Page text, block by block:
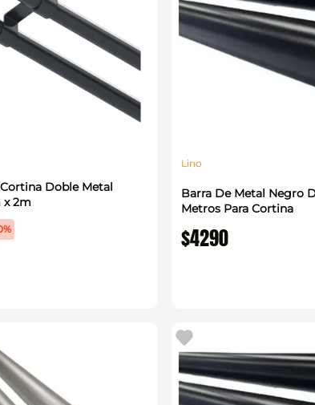
Doble Metal
x 2m
Lino
Barra De Metal Negro
Metros Para Cortina
$4290